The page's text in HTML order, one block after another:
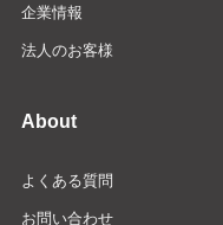
企業情報
法人のお客様
About
よくある質問
お問い合わせ